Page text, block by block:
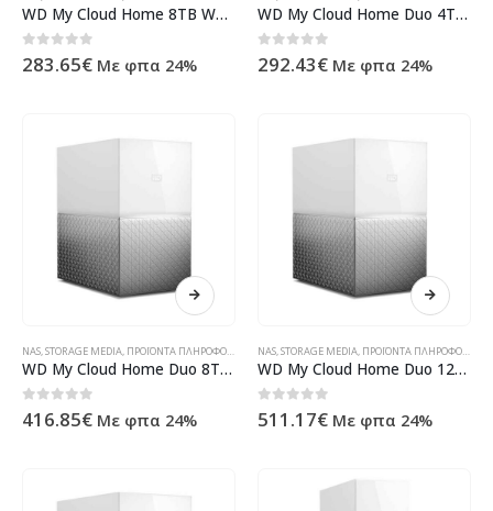
WD My Cloud Home 8TB WDBVXC0080HWT-EESN
0out of 5
283.65€ Με φπα 24%
WD My Cloud Home Duo 4TB WDBMUT0040JWT-EESN
0out of 5
292.43€ Με φπα 24%
NAS,STORAGE MEDIA, ΠΡΟΪΌΝΤΑ ΠΛΗΡΟΦΟΡΙΚΉΣ - ΚΙΝΗΤΉΣ ΤΗΛΕΦΩΝΊΑΣ - ΗΛΕΚΤΡΟΝΙΚΆ
WD My Cloud Home Duo 8TB WDBMUT0080JWT-EESN
0out of 5
416.85€ Με φπα 24%
NAS,STORAGE MEDIA, ΠΡΟΪΌΝΤΑ ΠΛΗΡΟΦΟΡΙΚΉΣ - ΚΙΝΗΤΉΣ ΤΗΛΕΦΩΝΊΑΣ - ΗΛΕΚΤΡΟΝΙΚΆ
WD My Cloud Home Duo 12TB WDBMUT0120JWT-EESN
0out of 5
511.17€ Με φπα 24%